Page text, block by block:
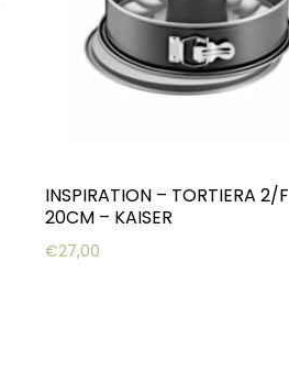
INSPIRATION – TORTIERA 2/F
20CM – KAISER
€27,00